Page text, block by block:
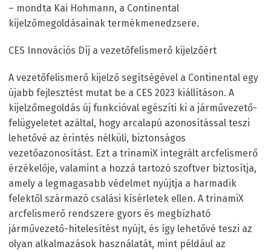
– mondta Kai Hohmann, a Continental
kijelzőmegoldásainak termékmenedzsere.
CES Innovációs Díj a vezetőfelismerő kijelzőért
A vezetőfelismerő kijelző segítségével a Continental egy
újabb fejlesztést mutat be a CES 2023 kiállításon. A
kijelzőmegoldás új funkcióval egészíti ki a járművezető-
felügyeletet azáltal, hogy arcalapú azonosítással teszi
lehetővé az érintés nélküli, biztonságos
vezetőazonosítást. Ezt a trinamiX integrált arcfelismerő
érzékelője, valamint a hozzá tartozó szoftver biztosítja,
amely a legmagasabb védelmet nyújtja a harmadik
felektől származó csalási kísérletek ellen. A trinamiX
arcfelismerő rendszere gyors és megbízható
járművezető-hitelesítést nyújt, és így lehetővé teszi az
olyan alkalmazások használatát, mint például az